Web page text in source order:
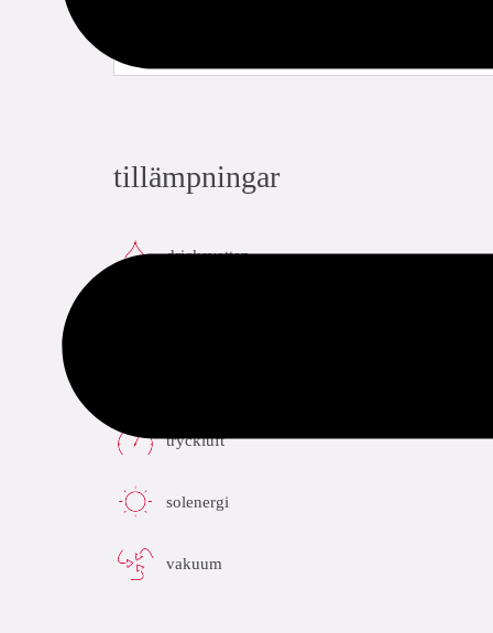
tillämpningar
dricksvatten
tryckluft
solenergi
vakuum